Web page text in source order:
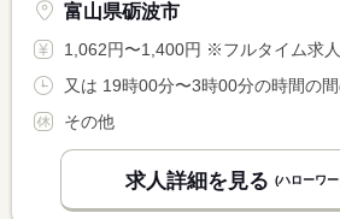
富山県砺波市
1,062円〜1,400円 ※フルタイム求人の場合は月額（換算額）、パート求
その他
求人詳細を見る (ハローワ